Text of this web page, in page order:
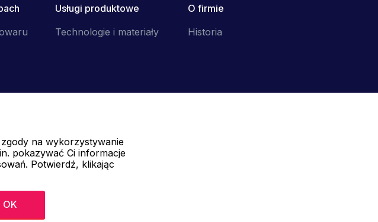
Usługi produktowe
Technologie i materiały
O firmie
Historia
na wykorzystywanie
pokazywać Ci informacje
Potwierdź, klikając
OK